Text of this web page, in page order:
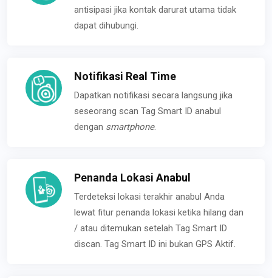
antisipasi jika kontak darurat utama tidak
dapat dihubungi.
Notifikasi Real Time
Dapatkan notifikasi secara langsung jika
seseorang scan Tag Smart ID anabul
dengan smartphone.
Penanda Lokasi Anabul
Terdeteksi lokasi terakhir anabul Anda
lewat fitur penanda lokasi ketika hilang dan
/ atau ditemukan setelah Tag Smart ID
discan. Tag Smart ID ini bukan GPS Aktif.